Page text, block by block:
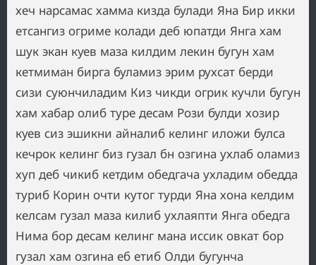
хеч нарсамас хамма кизда булади Яна Бир икки
етсангиз огриме колади деб юпатди Янга хам
шук экан куев маза килдим лекин бугун хам
кетмиман бирга буламиз эрим рухсат берди
сизи суюнчиладим Киз чикди огрик кучли бугун
хам хабар олиб туре десам Рози булди хозир
куев сиз эшикни айналиб келинг иложи булса
кечрок келинг биз гузал бн озгина ухлаб оламиз
хуп деб чикиб кетдим обедгача ухладим обедда
туриб Корин очти кутог турди Яна хона келдим
келсам гузал маза килиб ухлаяпти Янга обедга
Нима бор десам келинг мана иссик овкат бор
гузал хам озгина еб етиб Олди бугунча